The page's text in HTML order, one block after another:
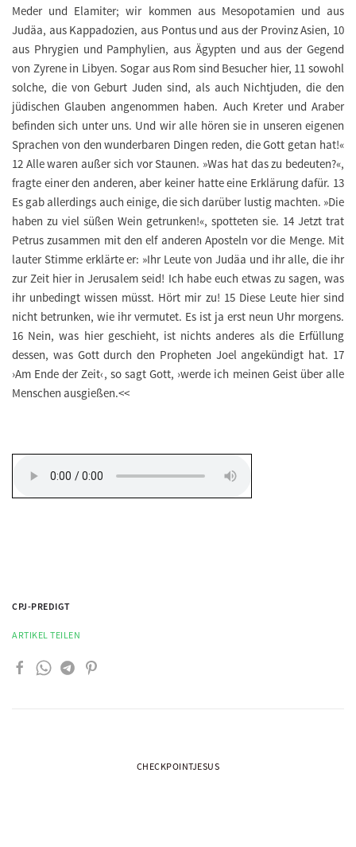
Meder und Elamiter; wir kommen aus Mesopotamien und aus
Judäa, aus Kappadozien, aus Pontus und aus der Provinz Asien, 10
aus Phrygien und Pamphylien, aus Ägypten und aus der Gegend
von Zyrene in Libyen. Sogar aus Rom sind Besucher hier, 11 sowohl
solche, die von Geburt Juden sind, als auch Nichtjuden, die den
jüdischen Glauben angenommen haben. Auch Kreter und Araber
befinden sich unter uns. Und wir alle hören sie in unseren eigenen
Sprachen von den wunderbaren Dingen reden, die Gott getan hat!«
12 Alle waren außer sich vor Staunen. »Was hat das zu bedeuten?«,
fragte einer den anderen, aber keiner hatte eine Erklärung dafür. 13
Es gab allerdings auch einige, die sich darüber lustig machten. »Die
haben zu viel süßen Wein getrunken!«, spotteten sie. 14 Jetzt trat
Petrus zusammen mit den elf anderen Aposteln vor die Menge. Mit
lauter Stimme erklärte er: »Ihr Leute von Judäa und ihr alle, die ihr
zur Zeit hier in Jerusalem seid! Ich habe euch etwas zu sagen, was
ihr unbedingt wissen müsst. Hört mir zu! 15 Diese Leute hier sind
nicht betrunken, wie ihr vermutet. Es ist ja erst neun Uhr morgens.
16 Nein, was hier geschieht, ist nichts anderes als die Erfüllung
dessen, was Gott durch den Propheten Joel angekündigt hat. 17
›Am Ende der Zeit‹, so sagt Gott, ›werde ich meinen Geist über alle
Menschen ausgießen.<<
CPJ-PREDIGT
ARTIKEL TEILEN
CHECKPOINTJESUS